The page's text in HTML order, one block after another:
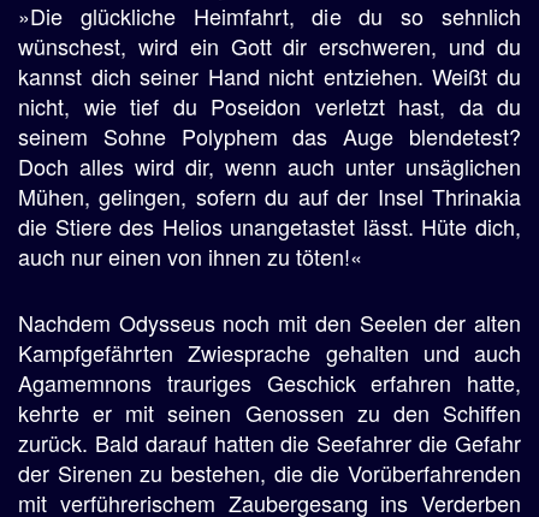
»Die glückliche Heimfahrt, die du so sehnlich
wünschest, wird ein Gott dir erschweren, und du
kannst dich seiner Hand nicht entziehen. Weißt du
nicht, wie tief du Poseidon verletzt hast, da du
seinem Sohne Polyphem das Auge blendetest?
Doch alles wird dir, wenn auch unter unsäglichen
Mühen, gelingen, sofern du auf der Insel Thrinakia
die Stiere des Helios unangetastet lässt. Hüte dich,
auch nur einen von ihnen zu töten!«
Nachdem Odysseus noch mit den Seelen der alten
Kampfgefährten Zwiesprache gehalten und auch
Agamemnons trauriges Geschick erfahren hatte,
kehrte er mit seinen Genossen zu den Schiffen
zurück. Bald darauf hatten die Seefahrer die Gefahr
der Sirenen zu bestehen, die die Vorüberfahrenden
mit verführerischem Zaubergesang ins Verderben